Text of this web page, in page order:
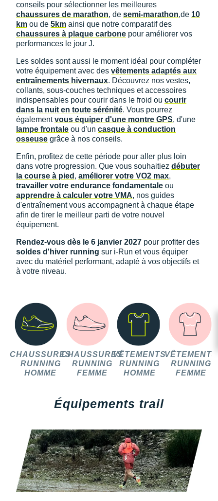
conseils pour sélectionner les meilleures
chaussures de marathon, de semi-marathon,de 10
km ou de 5km ainsi que notre comparatif des
chaussures à plaque carbone pour améliorer vos
performances le jour J.
Les soldes sont aussi le moment idéal pour compléter
votre équipement avec des vêtements adaptés aux
entraînements hivernaux. Découvrez nos vestes,
collants, sous-couches techniques et accessoires
indispensables pour courir dans le froid ou courir
dans la nuit en toute sérénité. Vous pourrez
égalementvous équiper d'une montre GPS, d'une
lampe frontale ou d'un casque à conduction
osseuse grâce à nos conseils.
Enfin, profitez de cette période pour aller plus loin
dans votre progression. Que vous souhaitiez débuter
la course à pied , améliorer votre VO2 max,
travailler votre endurance fondamentale ou
apprendre à calculer votre VMA, nos guides
d'entraînement vous accompagnent à chaque étape
afin de tirer le meilleur parti de votre nouvel
équipement.
Rendez-vous dès le 6 janvier 2027 pour profiter des
soldes d'hiver running sur i-Run et vous équiper
avec du matériel performant, adapté à vos objectifs et
à votre niveau.
CHAUSSURES
RUNNING
HOMME
CHAUSSURES
RUNNING
FEMME
VÊTEMENTS
RUNNING
HOMME
VÊTEMENTS
RUNNING
FEMME
Équipements trail
+ Voir toutes les marques